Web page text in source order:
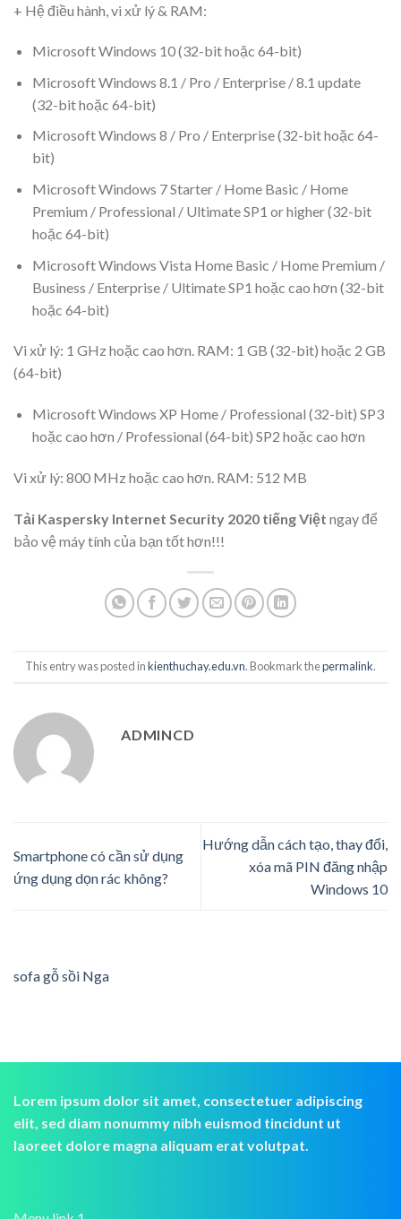
+ Hệ điều hành, vi xử lý & RAM:
Microsoft Windows 10 (32-bit hoặc 64-bit)
Microsoft Windows 8.1 / Pro / Enterprise / 8.1 update
(32-bit hoặc 64-bit)
Microsoft Windows 8 / Pro / Enterprise (32-bit hoặc 64-
bit)
Microsoft Windows 7 Starter / Home Basic / Home
Premium / Professional / Ultimate SP1 or higher (32-bit
hoặc 64-bit)
Microsoft Windows Vista Home Basic / Home Premium /
Business / Enterprise / Ultimate SP1 hoặc cao hơn (32-bit
hoặc 64-bit)
Vi xử lý: 1 GHz hoặc cao hơn. RAM: 1 GB (32-bit) hoặc 2 GB
(64-bit)
Microsoft Windows XP Home / Professional (32-bit) SP3
hoặc cao hơn / Professional (64-bit) SP2 hoặc cao hơn
Vi xử lý: 800 MHz hoặc cao hơn. RAM: 512 MB
Tải Kaspersky Internet Security 2020 tiếng Việt ngay để
bảo vệ máy tính của bạn tốt hơn!!!
This entry was posted inkienthuchay.edu.vn. Bookmark thepermalink.
ADMINCD
Smartphone có cần sử dụng
ứng dụng dọn rác không?
Hướng dẫn cách tạo, thay đổi,
xóa mã PIN đăng nhập
Windows 10
sofa gỗ sồi Nga
Lorem ipsum dolor sit amet, consectetuer adipiscing
elit, sed diam nonummy nibh euismod tincidunt ut
laoreet dolore magna aliquam erat volutpat.